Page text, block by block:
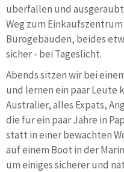
überfallen und
Weg zum
Bürogebäuden, beides
sicher - bei Tageslicht.
Abends sitzen wir bei
und lernen ein paar Leute
Australier, alles Expats,
die für ein paar Jahre in
statt in einer bewachten
auf einem Boot in der
um einiges sicherer und